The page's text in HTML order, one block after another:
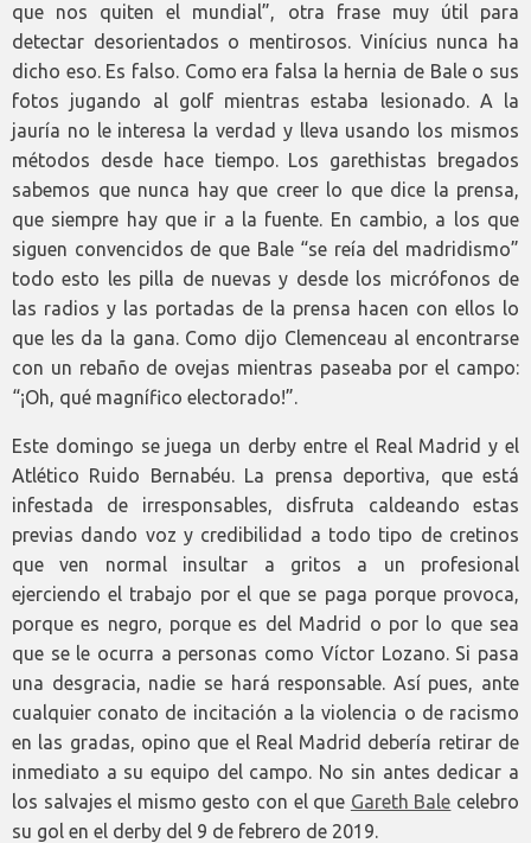
que nos quiten el mundial”, otra frase muy útil para
detectar desorientados o mentirosos. Vinícius nunca ha
dicho eso. Es falso. Como era falsa la hernia de Bale o sus
fotos jugando al golf mientras estaba lesionado. A la
jauría no le interesa la verdad y lleva usando los mismos
métodos desde hace tiempo. Los garethistas bregados
sabemos que nunca hay que creer lo que dice la prensa,
que siempre hay que ir a la fuente. En cambio, a los que
siguen convencidos de que Bale “se reía del madridismo”
todo esto les pilla de nuevas y desde los micrófonos de
las radios y las portadas de la prensa hacen con ellos lo
que les da la gana. Como dijo Clemenceau al encontrarse
con un rebaño de ovejas mientras paseaba por el campo:
“¡Oh, qué magnífico electorado!”.
Este domingo se juega un derby entre el Real Madrid y el
Atlético Ruido Bernabéu. La prensa deportiva, que está
infestada de irresponsables, disfruta caldeando estas
previas dando voz y credibilidad a todo tipo de cretinos
que ven normal insultar a gritos a un profesional
ejerciendo el trabajo por el que se paga porque provoca,
porque es negro, porque es del Madrid o por lo que sea
que se le ocurra a personas como Víctor Lozano. Si pasa
una desgracia, nadie se hará responsable. Así pues, ante
cualquier conato de incitación a la violencia o de racismo
en las gradas, opino que el Real Madrid debería retirar de
inmediato a su equipo del campo. No sin antes dedicar a
los salvajes el mismo gesto con el que Gareth Bale celebro
su gol en el derby del 9 de febrero de 2019.